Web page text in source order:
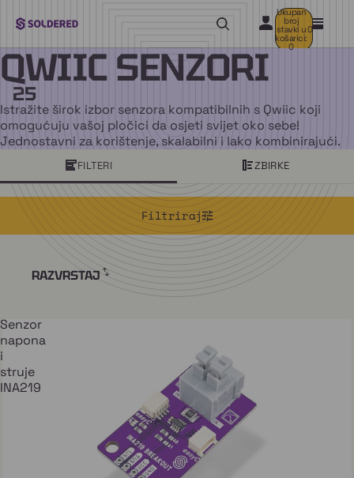
Ukupan
broj
stavki u
košarici:
0
0
QWIIC SENZORI
25
Istražite širok izbor senzora kompatibilnih s Qwiic koji
omogućuju vašoj pločici da osjeti svijet oko sebe!
Jednostavni za korištenje, skalabilni i lako kombinirajući.
FILTERI ZBIRKE
Filtriraj
RAZVRSTAJ
Senzor
napona
i
struje
INA219